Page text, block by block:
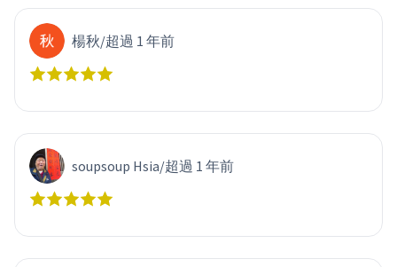
楊秋/超過 1 年前
soupsoup Hsia/超過 1 年前